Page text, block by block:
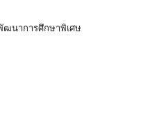
ฒนาการศึกษาพิเศษ